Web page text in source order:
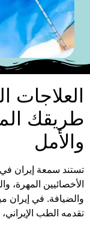
العلاجات
طريقك
والأمل
تستند سمعة إيران
الأخصائيين المهرة،
والضيافة. في إيران
تقدمه الطب